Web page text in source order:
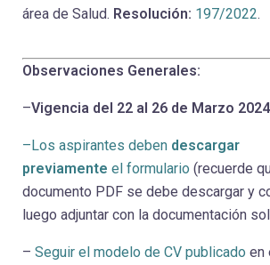
área de Salud. Resolución: 197/2022.
Observaciones Generales:
–Vigencia del 22 al 26 de Marzo 2024
–Los aspirantes deben descargar
previamente el formulario (recuerde
documento PDF se debe descargar y
luego adjuntar con la documentación
– Seguir el modelo de CV publicado en